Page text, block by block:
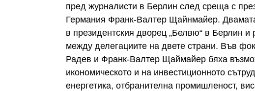
пред журналисти в Берлин след среща с
Германия Франк-Валтер Щайнмайер.
в президентския дворец „Белвю“ в Берлин и
между делегациите на двете страни. Във
Радев и Франк-Валтер Щаймайер бяха
икономическото и на инвестиционното
енергетика, отбранителна промишленост,